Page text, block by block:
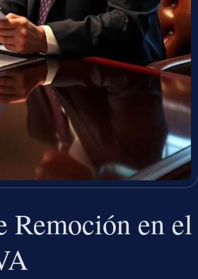
Remoción en el